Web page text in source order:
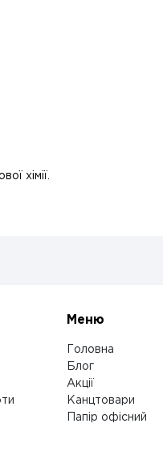
хімії.
Меню
Головна
Блог
Акції
Канцтовари
Папір офісний